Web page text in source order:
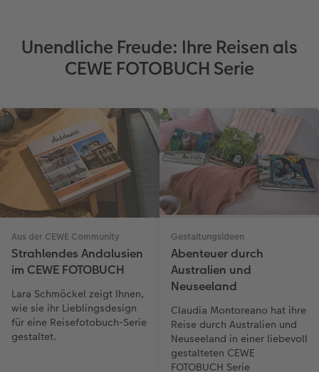
Unendliche Freude: Ihre Reisen als
CEWE FOTOBUCH Serie
Aus der CEWE Community
Strahlendes Andalusien
im CEWE FOTOBUCH
Lara Schmöckel zeigt Ihnen,
wie sie ihr Lieblingsdesign
für eine Reisefotobuch-Serie
gestaltet.
Gestaltungsideen
Abenteuer durch
Australien und
Neuseeland
Claudia Montoreano hat ihre
Reise durch Australien und
Neuseeland in einer liebevoll
gestalteten CEWE
FOTOBUCH Serie